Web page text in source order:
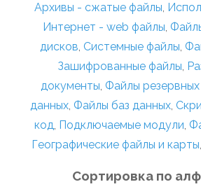
Архивы - сжатые файлы,
Интернет - web файлы,
дисков, Системные файлы,
Зашифрованные файлы,
документы, Файлы резервных
данных, Файлы баз данных,
код, Подключаемые модули,
Географические файлы и карты,
Сортировка по